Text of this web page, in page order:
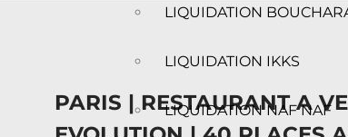
LIQUIDATION
LIQUIDATION IKKS
LIQUIDATION NAF NAF
PARIS | RESTAURANT A